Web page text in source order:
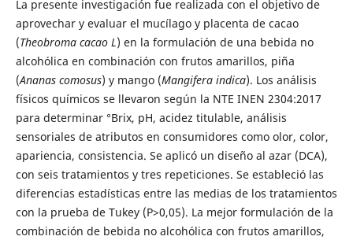
La presente investigación fue realizada con el objetivo de
aprovechar y evaluar el mucílago y placenta de cacao
(Theobroma cacao L) en la formulación de una bebida no
alcohólica en combinación con frutos amarillos, piña
(Ananas comosus) y mango (Mangifera indica). Los análisis
físicos químicos se llevaron según la NTE INEN 2304:2017
para determinar °Brix, pH, acidez titulable, análisis
sensoriales de atributos en consumidores como olor, color,
apariencia, consistencia. Se aplicó un diseño al azar (DCA),
con seis tratamientos y tres repeticiones. Se estableció las
diferencias estadísticas entre las medias de los tratamientos
con la prueba de Tukey (P>0,05). La mejor formulación de la
combinación de bebida no alcohólica con frutos amarillos,